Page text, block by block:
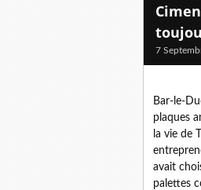
7
Bar-le-
plaques
la vie de
avait
palettes